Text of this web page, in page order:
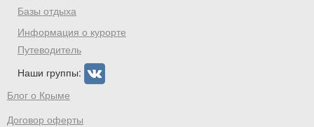
Базы отдыха
Информация о курорте
Путеводитель
Наши группы:
Блог о Крыме
Договор оферты
Скидка −5%
Хочешь дешевле? Оставь почту и получи
промокод на первое бронирование!